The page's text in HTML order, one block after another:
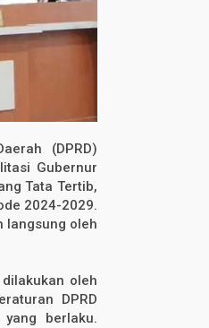
(DPRD)
Gubernur
Tata Tertib,
2024-2029.
langsung oleh
oleh
DPRD
berlaku.